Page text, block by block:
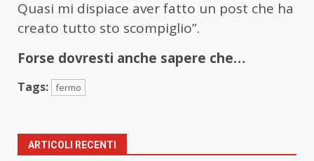
Quasi mi dispiace aver fatto un post che ha
creato tutto sto scompiglio”.
Forse dovresti anche sapere che…
Tags: fermo
ARTICOLI RECENTI